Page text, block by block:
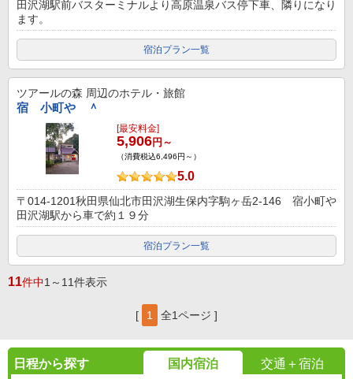
田沢湖駅前バスターミナルより高原温泉バス停下車、隣りになり
ます。
宿泊プラン一覧
ツアールの森 周辺のホテル・旅館
宿 小町や ＾
[最安料金]
5,906円～
（消費税込6,496円～）
5.0
〒014-1201秋田県仙北市田沢湖生保内字駒ヶ岳2-146 宿小町や
田沢湖駅から車で約１９分
宿泊プラン一覧
11件中1～11件表示
[ 1 全1ページ ]
日程から探す 国内宿泊
交通＋宿泊